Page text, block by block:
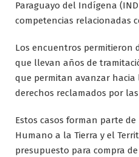
Paraguayo del Indígena
competencias relacionadas
Los encuentros permitieron
que llevan años de
que permitan avanzar
derechos reclamados por
Estos casos forman parte
Humano a la Tierra y el
presupuesto para compra